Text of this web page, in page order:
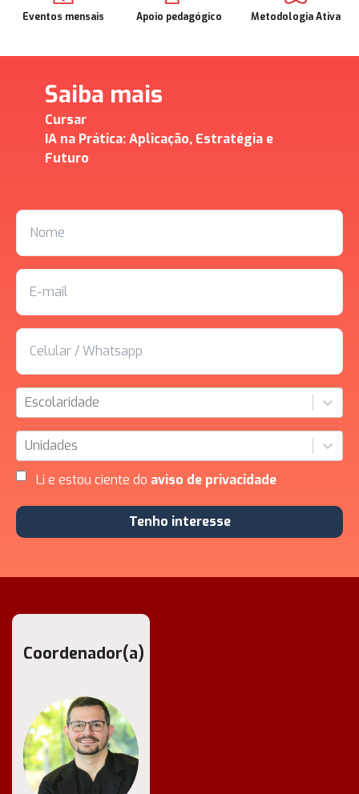
Eventos mensais Apoio pedagógico Metodologia Ativa
Saiba mais
Cursar
IA na Prática: Aplicação, Estratégia e
Futuro
Escolaridade
Unidades
Li e estou ciente do aviso de privacidade
Tenho interesse
Coordenador(a)